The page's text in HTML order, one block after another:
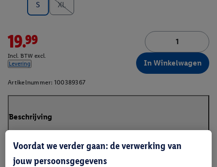
S XL
19.99
Incl. BTW excl.
Levering
In Winkelwagen
Artikelnummer: 100389367
Beschrijving
Voordat we verder gaan: de verwerking van
jouw persoonsgegevens